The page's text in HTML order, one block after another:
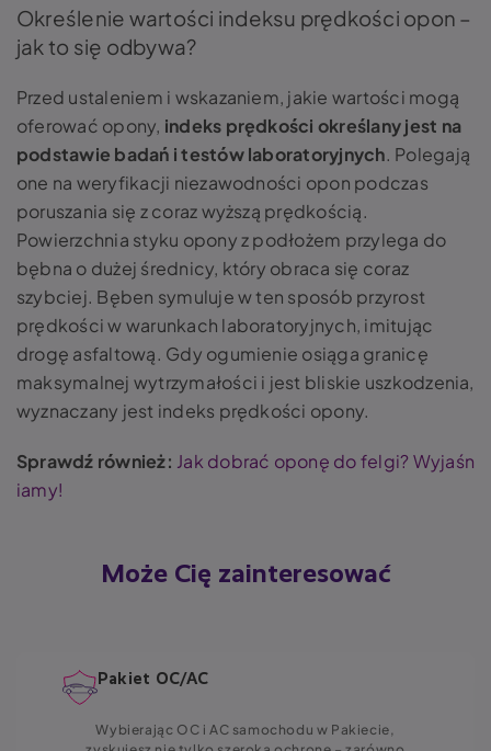
Określenie wartości indeksu prędkości opon –
jak to się odbywa?
Przed ustaleniem i wskazaniem, jakie wartości mogą
oferować opony, indeks prędkości określany jest na
podstawie badań i testów laboratoryjnych. Polegają
one na weryfikacji niezawodności opon podczas
poruszania się z coraz wyższą prędkością.
Powierzchnia styku opony z podłożem przylega do
bębna o dużej średnicy, który obraca się coraz
szybciej. Bęben symuluje w ten sposób przyrost
prędkości w warunkach laboratoryjnych, imitując
drogę asfaltową. Gdy ogumienie osiąga granicę
maksymalnej wytrzymałości i jest bliskie uszkodzenia,
wyznaczany jest indeks prędkości opony.
Sprawdź również: Jak dobrać oponę do felgi? Wyjaśn
iamy!
Może Cię zainteresować
Pakiet OC/AC
Wybierając OC i AC samochodu w Pakiecie,